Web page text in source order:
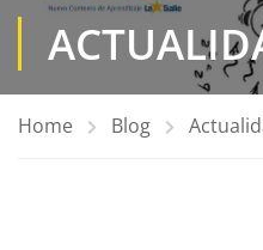
Home Blog